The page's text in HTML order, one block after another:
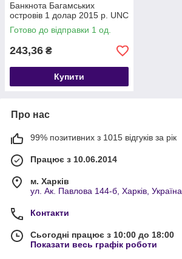
Банкнота Багамських
островів 1 долар 2015 р. UNC
Готово до відправки 1 од.
243,36 ₴
Купити
Про нас
99% позитивних з 1015 відгуків за рік
Працює з 10.06.2014
м. Харків
ул. Ак. Павлова 144-б, Харків, Україна
Контакти
Сьогодні працює з 10:00 до 18:00
Показати весь графік роботи